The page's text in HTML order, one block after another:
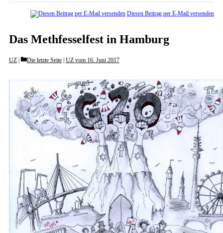
Diesen Beitrag per E-Mail versenden
Das Methfesselfest in Hamburg
UZ Categories
Die letzte Seite UZ vom 16. Juni 2017